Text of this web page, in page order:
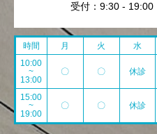
受付：9:30 - 19:00
時間 月 火 水
10:00
~
13:00
〇 〇 休診
15:00
~
19:00
〇 〇 休診